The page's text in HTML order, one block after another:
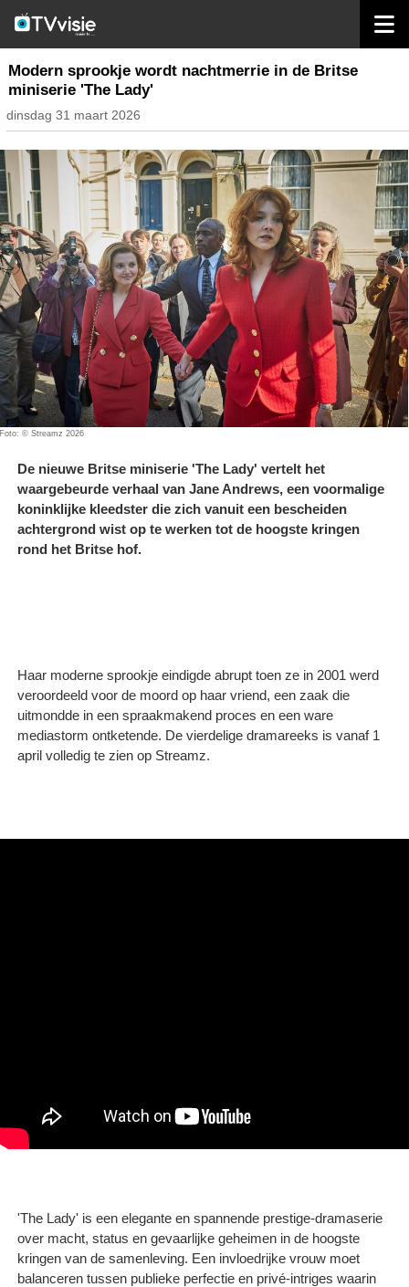
streaming
Modern sprookje wordt nachtmerrie in de Britse
miniserie 'The Lady'
dinsdag 31 maart 2026
Foto: © Streamz 2026
De nieuwe Britse miniserie 'The Lady' vertelt het
waargebeurde verhaal van Jane Andrews, een voormalige
koninklijke kleedster die zich vanuit een bescheiden
achtergrond wist op te werken tot de hoogste kringen
rond het Britse hof.
Haar moderne sprookje eindigde abrupt toen ze in 2001 werd
veroordeeld voor de moord op haar vriend, een zaak die
uitmondde in een spraakmakend proces en een ware
mediastorm ontketende. De vierdelige dramareeks is vanaf 1
april volledig te zien op Streamz.
'The Lady' is een elegante en spannende prestige-dramaserie
over macht, status en gevaarlijke geheimen in de hoogste
kringen van de samenleving. Een invloedrijke vrouw moet
balanceren tussen publieke perfectie en privé-intriges waarin